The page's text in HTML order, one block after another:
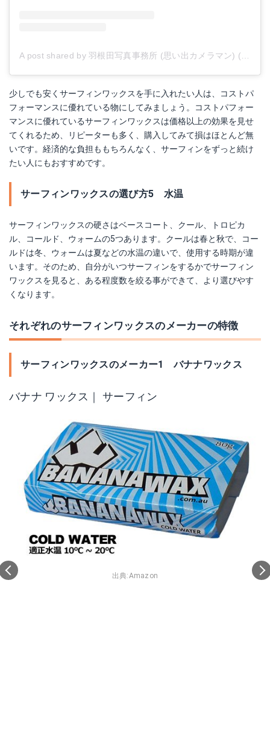
少しでも安くサーフィンワックスを手に入れたい人は、コストパ
フォーマンスに優れている物にしてみましょう。コストパフォー
マンスに優れているサーフィンワックスは価格以上の効果を見せ
てくれるため、リピーターも多く、購入してみて損はほとんど無
いです。経済的な負担ももちろんなく、サーフィンをずっと続け
たい人にもおすすめです。
サーフィンワックスの選び方5 水温
サーフィンワックスの硬さはベースコート、クール、トロピカ
ル、コールド、ウォームの5つあります。クールは春と秋で、コー
ルドは冬、ウォームは夏などの水温の違いで、使用する時期が違
います。そのため、自分がいつサーフィンをするかでサーフィン
ワックスを見ると、ある程度数を絞る事ができて、より選びやす
くなります。
それぞれのサーフィンワックスのメーカーの特徴
サーフィンワックスのメーカー1 バナナワックス
バナナ ワックス｜ サーフィン
出典:Amazon